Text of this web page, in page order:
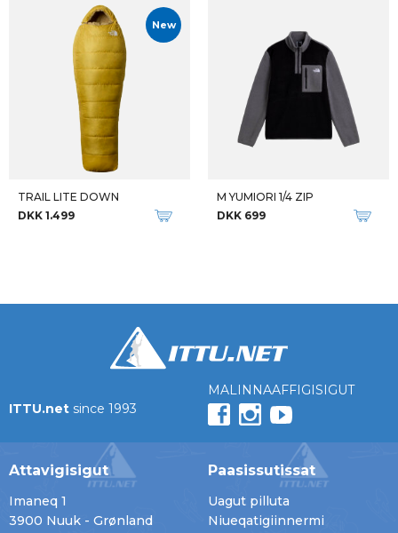
New
TRAIL LITE DOWN
DKK 1.499
M YUMIORI 1/4 ZIP
DKK 699
ITTU.net since 1993
MALINNAAFFIGISIGUT
Attavigisigut
Imaneq 1
3900 Nuuk - Grønland
Paasissutissat
Uagut pilluta
Niueqatigiinnermi